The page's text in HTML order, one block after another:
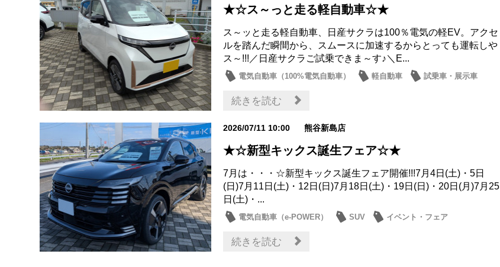
★☆ス～っと走る軽自動車☆★
ス～ッと走る軽自動車、日産サクラは100％電気の軽EV。アクセ
ルを踏んだ瞬間から、スムースに加速するからとっても運転しや
ス～!!!／日産サクラご試乗できま～す♪＼E...
電気自動車（100%電気自動車） 軽自動車
試乗車・展示車
日産のお店
続きを読む
2026/07/11 10:00 熊谷新島店
★☆新型キックス誕生フェア☆★
7月は・・・☆新型キックス誕生フェア開催!!!7月4日(土)・5日
(日)7月11日(土)・12日(日)7月18日(土)・19日(日)・20日(月)7月25
日(土)・...
電気自動車（e-POWER） SUV
イベント・フェア
試乗車・展示車
続きを読む